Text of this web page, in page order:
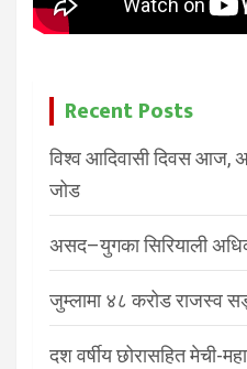
Recent Posts
विश्व आदिवासी दिवस आज,
जोड
असद–युगका सिरियाली
जुम्लामा ४८ करोड राजस्व
दश वर्षीय छोरासहित मेची-